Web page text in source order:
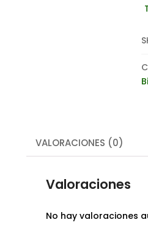
VALORACIONES (0)
Valoraciones
No hay valoraciones